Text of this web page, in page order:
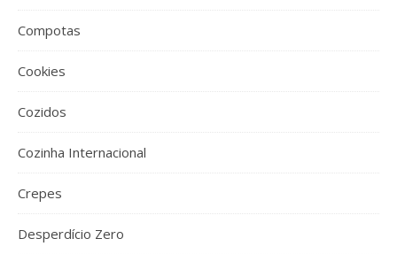
Compotas
Cookies
Cozidos
Cozinha Internacional
Crepes
Desperdício Zero